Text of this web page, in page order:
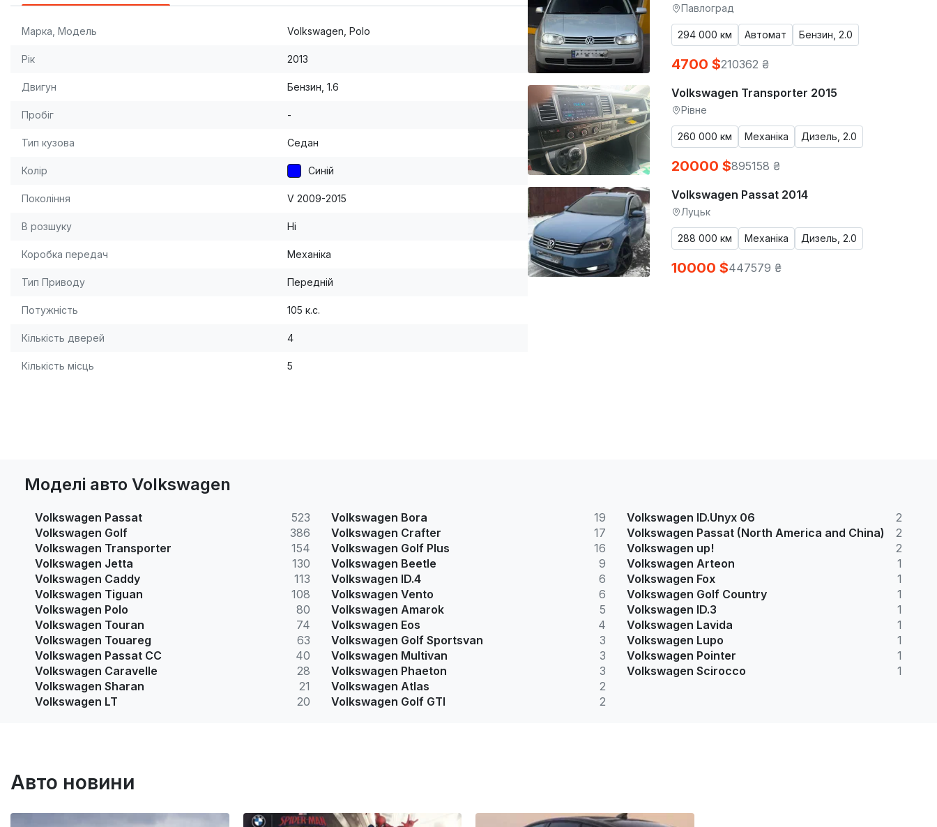
Марка, Модель Volkswagen, Polo
Рік 2013
Двигун Бензин, 1.6
Пробіг -
Тип кузова Седан
Колір Синій
Покоління V 2009-2015
В розшуку Ні
Коробка передач Механіка
Тип Приводу Передній
Потужність 105 к.с.
Кількість дверей 4
Кількість місць 5
Павлоград
294 000 км Автомат Бензин, 2.0
4700 $210362 ₴
Volkswagen Transporter 2015
Рівне
260 000 км Механіка Дизель, 2.0
20000 $895158 ₴
Volkswagen Passat 2014
Луцьк
288 000 км Механіка Дизель, 2.0
10000 $447579 ₴
Моделі авто Volkswagen
Volkswagen Passat
523
Volkswagen Golf
386
Volkswagen Transporter
154
Volkswagen Jetta
130
Volkswagen Caddy
113
Volkswagen Tiguan
108
Volkswagen Polo
80
Volkswagen Touran
74
Volkswagen Touareg
63
Volkswagen Passat CC
40
Volkswagen Caravelle
28
Volkswagen Sharan
21
Volkswagen LT
20
Volkswagen Bora
19
Volkswagen Crafter
17
Volkswagen Golf Plus
16
Volkswagen Beetle
9
Volkswagen ID.4
6
Volkswagen Vento
6
Volkswagen Amarok
5
Volkswagen Eos
4
Volkswagen Golf Sportsvan
3
Volkswagen Multivan
3
Volkswagen Phaeton
3
Volkswagen Atlas
2
Volkswagen Golf GTI
2
Volkswagen ID.Unyx 06
2
Volkswagen Passat (North America and China)
2
Volkswagen up!
2
Volkswagen Arteon
1
Volkswagen Fox
1
Volkswagen Golf Country
1
Volkswagen ID.3
1
Volkswagen Lavida
1
Volkswagen Lupo
1
Volkswagen Pointer
1
Volkswagen Scirocco
1
Авто новини